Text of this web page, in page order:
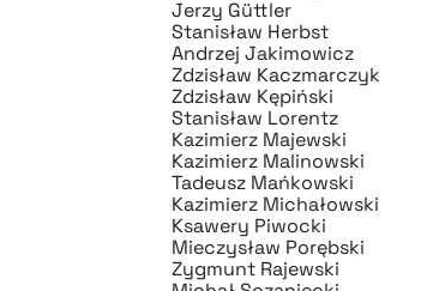
Jerzy Güttler
Stanisław Herbst
Andrzej Jakimowicz
Zdzisław Kaczmarczyk
Zdzisław Kępiński
Stanisław Lorentz
Kazimierz Majewski
Kazimierz Malinowski
Tadeusz Mańkowski
Kazimierz Michałowski
Ksawery Piwocki
Mieczysław Porębski
Zygmunt Rajewski